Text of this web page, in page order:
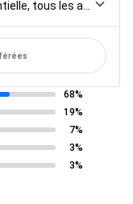
68%
19%
7%
3%
3%